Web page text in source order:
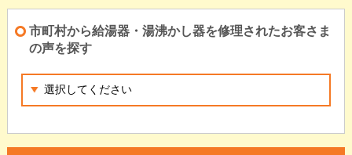
市町村から給湯器・湯沸かし器を修理されたお客さま
の声を探す